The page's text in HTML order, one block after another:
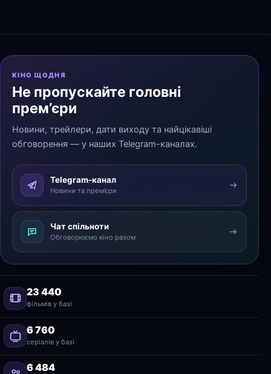
КІНО ЩОДНЯ
Не пропускайте головні
прем’єри
Новини, трейлери, дати виходу та найцікавіші
обговорення — у наших Telegram-каналах.
Telegram-канал
Новини та прем’єри
Чат спільноти
Обговорюємо кіно разом
23 440
фільмів у базі
6 760
серіалів у базі
6 484